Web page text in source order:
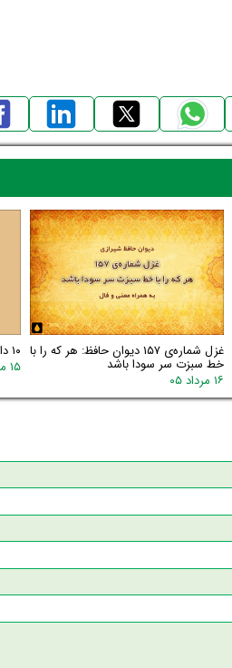
غزل شماره‌ی ۱۵۷ دیوان حافظ: هر که را با
خط سبزت سر سودا باشد
۱۶ مرداد ۰۵
۱۰ داستان کوتاه لقمان
۱۵ مرداد ۰۵